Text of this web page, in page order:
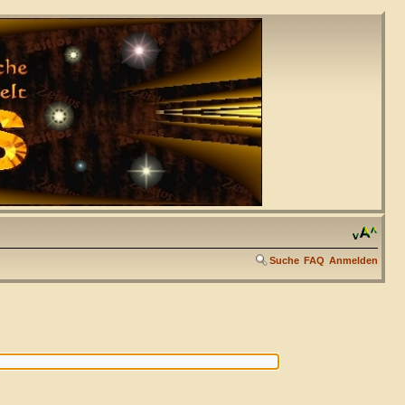
Suche FAQ Anmelden